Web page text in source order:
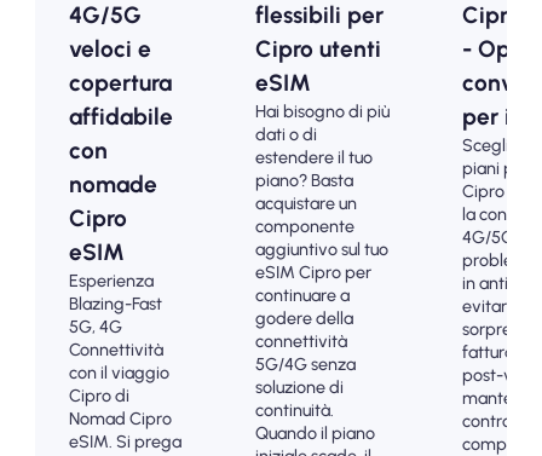
4G/5G
veloci e
copertura
affidabile
con
nomade
Cipro
eSIM
Esperienza
Blazing-Fast
5G, 4G
Connettività
con il viaggio
Cipro di
Nomad Cipro
eSIM. Si prega
flessibili per
Cipro utenti
eSIM
Hai bisogno di più
dati o di
estendere il tuo
piano? Basta
acquistare un
componente
aggiuntivo sul tuo
eSIM Cipro per
continuare a
godere della
connettività
5G/4G senza
soluzione di
continuità.
Quando il piano
Cipro
-
per i
Scegli i
piani
Cipro
la
4G/5G
problemi.
in
evitare le
sorprese
post-
controllo
completo